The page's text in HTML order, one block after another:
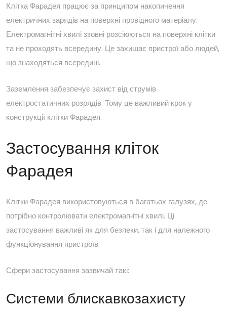
Клітка Фарадея працює за принципом накопичення
електричних зарядів на поверхні провідного матеріалу.
Електромагнітні хвилі ззовні розсіюються на поверхні клітки
та не проходять всередину. Це захищає пристрої або людей,
що знаходяться всередині.
Заземлення забезпечує захист від струмів
електростатичних розрядів. Тому це важливий крок у
конструкції клітки Фарадея.
Застосування кліток
Фарадея
Клітки Фарадея використовуються в багатьох галузях, де
потрібно контролювати електромагнітні хвилі. Ці
застосування важливі як для безпеки, так і для належного
функціонування пристроїв.
Сфери застосування зазвичай такі:
Системи блискавкозахисту